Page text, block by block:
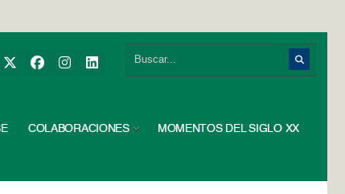
COLABORACIONES MOMENTOS DEL SIGLO XX